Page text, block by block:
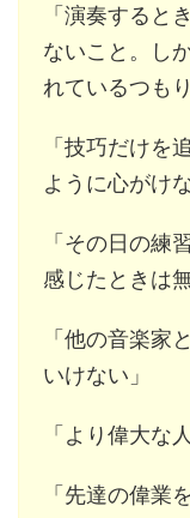
「演奏すると
ないこと。し
れているつもり
「技巧だけを
ように心がけ
「その日の練
感じたときは
「他の音楽家
いけない」
「より偉大な
「先達の偉業